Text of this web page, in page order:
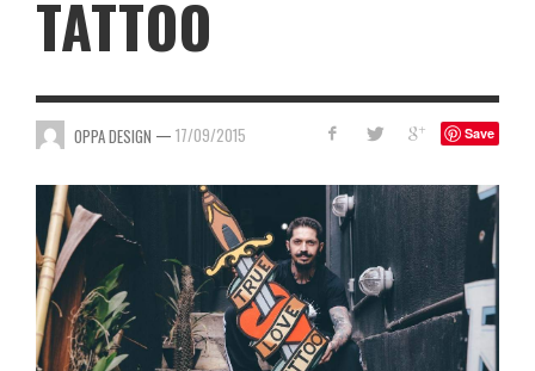
TATTOO
Save
OPPA DESIGN — 17/09/2015